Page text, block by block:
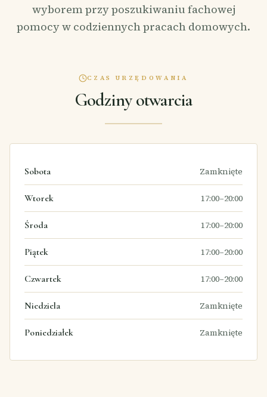
wyborem przy poszukiwaniu fachowej
pomocy w codziennych pracach domowych.
CZAS URZĘDOWANIA
Godziny otwarcia
Sobota Zamknięte
Wtorek 17:00–20:00
Środa 17:00–20:00
Piątek 17:00–20:00
Czwartek 17:00–20:00
Niedziela Zamknięte
Poniedziałek Zamknięte